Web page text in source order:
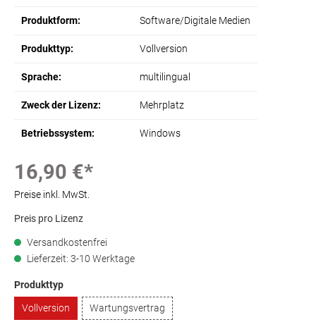
Produktform: Software/Digitale Medien
Produkttyp: Vollversion
Sprache: multilingual
Zweck der Lizenz: Mehrplatz
Betriebssystem: Windows
16,90 €*
Preise inkl. MwSt.
Preis pro Lizenz
Versandkostenfrei
Lieferzeit: 3-10 Werktage
Produkttyp
Vollversion
Wartungsvertrag